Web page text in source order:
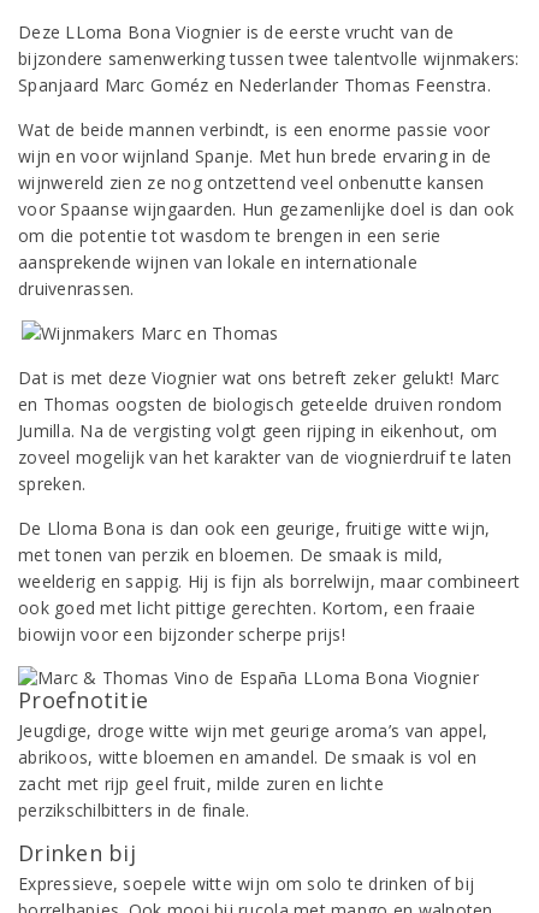
Deze LLoma Bona Viognier is de eerste vrucht van de
bijzondere samenwerking tussen twee talentvolle wijnmakers:
Spanjaard Marc Goméz en Nederlander Thomas Feenstra.
Wat de beide mannen verbindt, is een enorme passie voor
wijn en voor wijnland Spanje. Met hun brede ervaring in de
wijnwereld zien ze nog ontzettend veel onbenutte kansen
voor Spaanse wijngaarden. Hun gezamenlijke doel is dan ook
om die potentie tot wasdom te brengen in een serie
aansprekende wijnen van lokale en internationale
druivenrassen.
Dat is met deze Viognier wat ons betreft zeker gelukt! Marc
en Thomas oogsten de biologisch geteelde druiven rondom
Jumilla. Na de vergisting volgt geen rijping in eikenhout, om
zoveel mogelijk van het karakter van de viognierdruif te laten
spreken.
De Lloma Bona is dan ook een geurige, fruitige witte wijn,
met tonen van perzik en bloemen. De smaak is mild,
weelderig en sappig. Hij is fijn als borrelwijn, maar combineert
ook goed met licht pittige gerechten. Kortom, een fraaie
biowijn voor een bijzonder scherpe prijs!
Proefnotitie
Jeugdige, droge witte wijn met geurige aroma’s van appel,
abrikoos, witte bloemen en amandel. De smaak is vol en
zacht met rijp geel fruit, milde zuren en lichte
perzikschilbitters in de finale.
Drinken bij
Expressieve, soepele witte wijn om solo te drinken of bij